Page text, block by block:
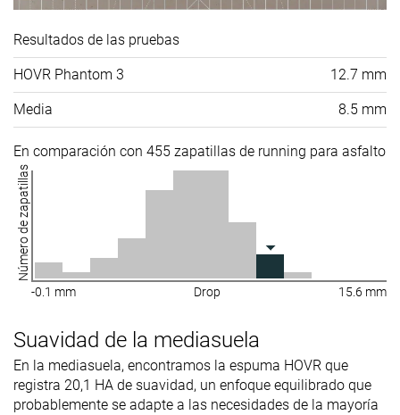
Resultados de las pruebas
HOVR Phantom 3 12.7 mm
Media 8.5 mm
En comparación con 455 zapatillas de running para asfalto
Número de zapatillas
-0.1 mm Drop 15.6 mm
Suavidad de la mediasuela
En la mediasuela, encontramos la espuma HOVR que
registra 20,1 HA de suavidad, un enfoque equilibrado que
probablemente se adapte a las necesidades de la mayoría